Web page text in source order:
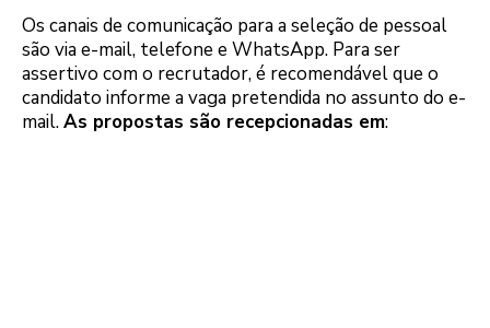
Os canais de comunicação para a seleção de pessoal
são via e-mail, telefone e WhatsApp. Para ser
assertivo com o recrutador, é recomendável que o
candidato informe a vaga pretendida no assunto do e-
mail.As propostas são recepcionadas em: